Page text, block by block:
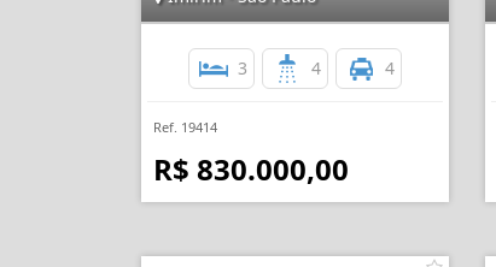
3 4 4
Ref. 19414
R$ 830.000,00